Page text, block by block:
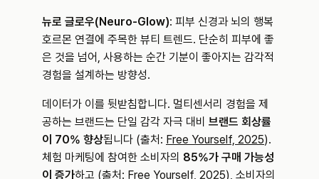
뉴로 글로우(Neuro-Glow): 피부 신경과 뇌의 행복
호르몬 연결에 주목한 뷰티 트렌드. 단순히 피부에 좋
은 것을 넘어, 사용하는 순간 기분이 좋아지는 감각적
경험을 설계하는 방향성.
데이터가 이를 뒷받침합니다. 멀티센서리 경험을 제
공하는 브랜드는 단일 감각 자극 대비 브랜드 회상률
이 70% 향상됩니다 (출처: Free Yourself, 2025).
체험 마케팅에 참여한 소비자의 85%가 구매 가능성
이 증가하고 (출처: Free Yourself, 2025